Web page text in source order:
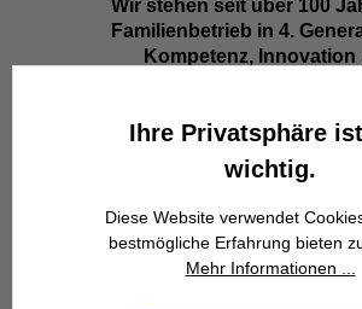
Wir stehen seit über 100
Familienbetrieb in 4.
Kompetenz, Innovation
Ihre Privatsphäre
wichtig.
Diese Website verwendet
bestmögliche Erfahrung bieten
Mehr Informationen ...